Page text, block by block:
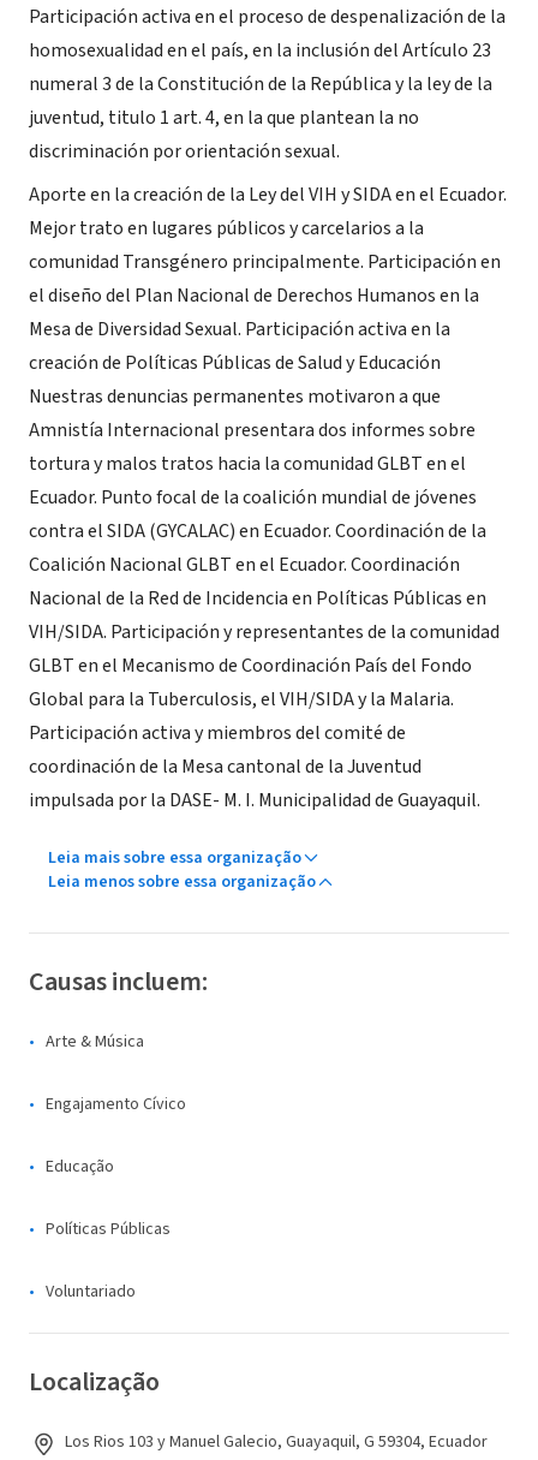
Participación activa en el proceso de despenalización de la
homosexualidad en el país, en la inclusión del Artículo 23
numeral 3 de la Constitución de la República y la ley de la
juventud, titulo 1 art. 4, en la que plantean la no
discriminación por orientación sexual.
Aporte en la creación de la Ley del VIH y SIDA en el Ecuador.
Mejor trato en lugares públicos y carcelarios a la
comunidad Transgénero principalmente. Participación en
el diseño del Plan Nacional de Derechos Humanos en la
Mesa de Diversidad Sexual. Participación activa en la
creación de Políticas Públicas de Salud y Educación
Nuestras denuncias permanentes motivaron a que
Amnistía Internacional presentara dos informes sobre
tortura y malos tratos hacia la comunidad GLBT en el
Ecuador. Punto focal de la coalición mundial de jóvenes
contra el SIDA (GYCALAC) en Ecuador. Coordinación de la
Coalición Nacional GLBT en el Ecuador. Coordinación
Nacional de la Red de Incidencia en Políticas Públicas en
VIH/SIDA. Participación y representantes de la comunidad
GLBT en el Mecanismo de Coordinación País del Fondo
Global para la Tuberculosis, el VIH/SIDA y la Malaria.
Participación activa y miembros del comité de
coordinación de la Mesa cantonal de la Juventud
impulsada por la DASE- M. I. Municipalidad de Guayaquil.
Leia mais sobre essa organização
Leia menos sobre essa organização
Causas incluem:
Arte & Música
Engajamento Cívico
Educação
Políticas Públicas
Voluntariado
Localização
Los Rios 103 y Manuel Galecio, Guayaquil, G 59304, Ecuador